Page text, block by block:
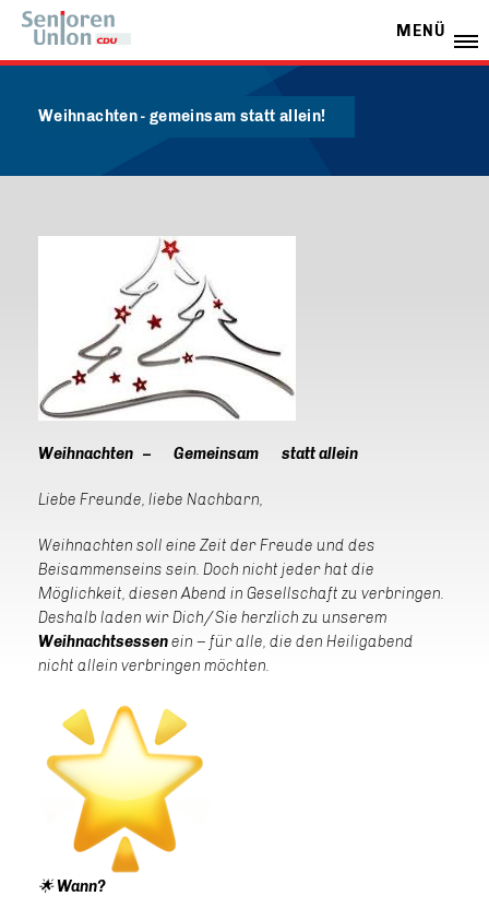
MENÜ
Weihnachten - gemeinsam statt allein!
Weihnachten – Gemeinsam statt allein
Liebe Freunde, liebe Nachbarn,
Weihnachten soll eine Zeit der Freude und des
Beisammenseins sein. Doch nicht jeder hat die
Möglichkeit, diesen Abend in Gesellschaft zu verbringen.
Deshalb laden wir Dich/ Sie herzlich zu unserem
Weihnachtsessenein – für alle, die den Heiligabend
nicht allein verbringen möchten.
🌟Wann?